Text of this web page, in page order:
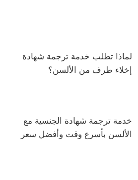
لماذا تطلب خدمة ترجمة شهادة
إخلاء طرف من الألسن؟
خدمة ترجمة شهادة الجنسية مع
الألسن بأسرع وقت وأفضل سعر